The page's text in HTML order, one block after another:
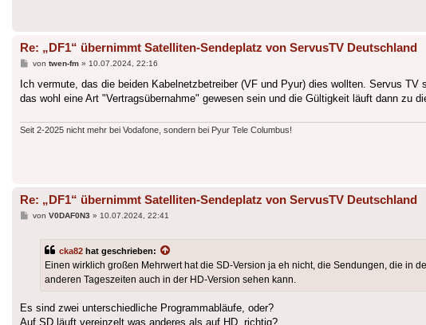
Re: „DF1“ übernimmt Satelliten-Sendeplatz von ServusTV Deutschland
Beitrag
von twen-fm» 10.07.2024, 22:16
Ich vermute, das die beiden Kabelnetzbetreiber (VF und Pyur) dies wollten. Servus
das wohl eine Art "Vertragsübernahme" gewesen sein und die Gültigkeit läuft dann zu
Seit 2-2025 nicht mehr bei Vodafone, sondern bei Pyur Tele Columbus!
Re: „DF1“ übernimmt Satelliten-Sendeplatz von ServusTV Deutschland
Beitrag
von V0DAF0N3 » 10.07.2024, 22:41
cka82 hat geschrieben:
Einen wirklich großen Mehrwert hat die SD-Version ja eh nicht, die Sendungen, die in
anderen Tageszeiten auch in der HD-Version sehen kann.
Es sind zwei unterschiedliche Programmabläufe, oder?
Auf SD läuft vereinzelt was anderes als auf HD, richtig?